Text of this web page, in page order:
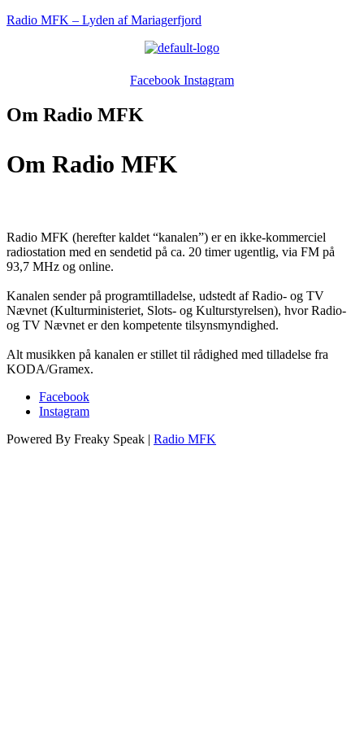
Radio MFK – Lyden af Mariagerfjord
Facebook Instagram
Om Radio MFK
Om Radio MFK
Radio MFK (herefter kaldet “kanalen”) er en ikke-kommerciel
radiostation med en sendetid på ca. 20 timer ugentlig, via FM på
93,7 MHz og online.
Kanalen sender på programtilladelse, udstedt af Radio- og TV
Nævnet (Kulturministeriet, Slots- og Kulturstyrelsen), hvor Radio-
og TV Nævnet er den kompetente tilsynsmyndighed.
Alt musikken på kanalen er stillet til rådighed med tilladelse fra
KODA/Gramex.
Facebook
Instagram
Powered By Freaky Speak | Radio MFK